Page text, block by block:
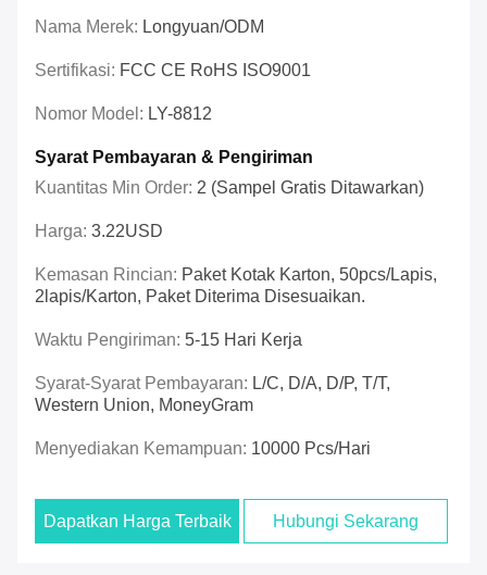
Nama Merek: Longyuan/ODM
Sertifikasi: FCC CE RoHS ISO9001
Nomor Model: LY-8812
Syarat Pembayaran & Pengiriman
Kuantitas Min Order: 2 (sampel Gratis Ditawarkan)
Harga: 3.22USD
Kemasan Rincian: Paket Kotak Karton, 50pcs/lapis,
2lapis/karton, Paket Diterima Disesuaikan.
Waktu Pengiriman: 5-15 Hari Kerja
Syarat-Syarat Pembayaran: L/C, D/A, D/P, T/T,
Western Union, MoneyGram
Menyediakan Kemampuan: 10000 Pcs/hari
Dapatkan Harga Terbaik Hubungi Sekarang